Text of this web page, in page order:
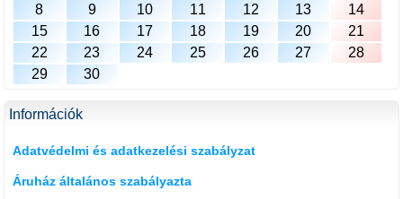
8
9 10 11 12 13
14
15
16 17 18 19 20
21
22
23 24 25 26 27
28
29
30
Információk
Adatvédelmi és adatkezelési szabályzat
Áruház általános szabályazta